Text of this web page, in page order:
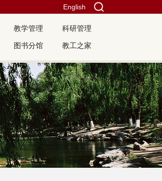
English
教学管理 科研管理
图书分馆 教工之家